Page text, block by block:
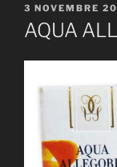
PUBLIÉ
LE
3 NOVEMBRE
AQUA